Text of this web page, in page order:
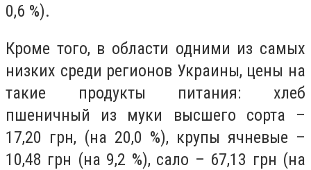
0,6 %).
Кроме того, в области одними из самых
низких среди регионов Украины, цены на
такие продукты питания: хлеб
пшеничный из муки высшего сорта –
17,20 грн, (на 20,0 %), крупы ячневые –
10,48 грн (на 9,2 %), сало – 67,13 грн (на